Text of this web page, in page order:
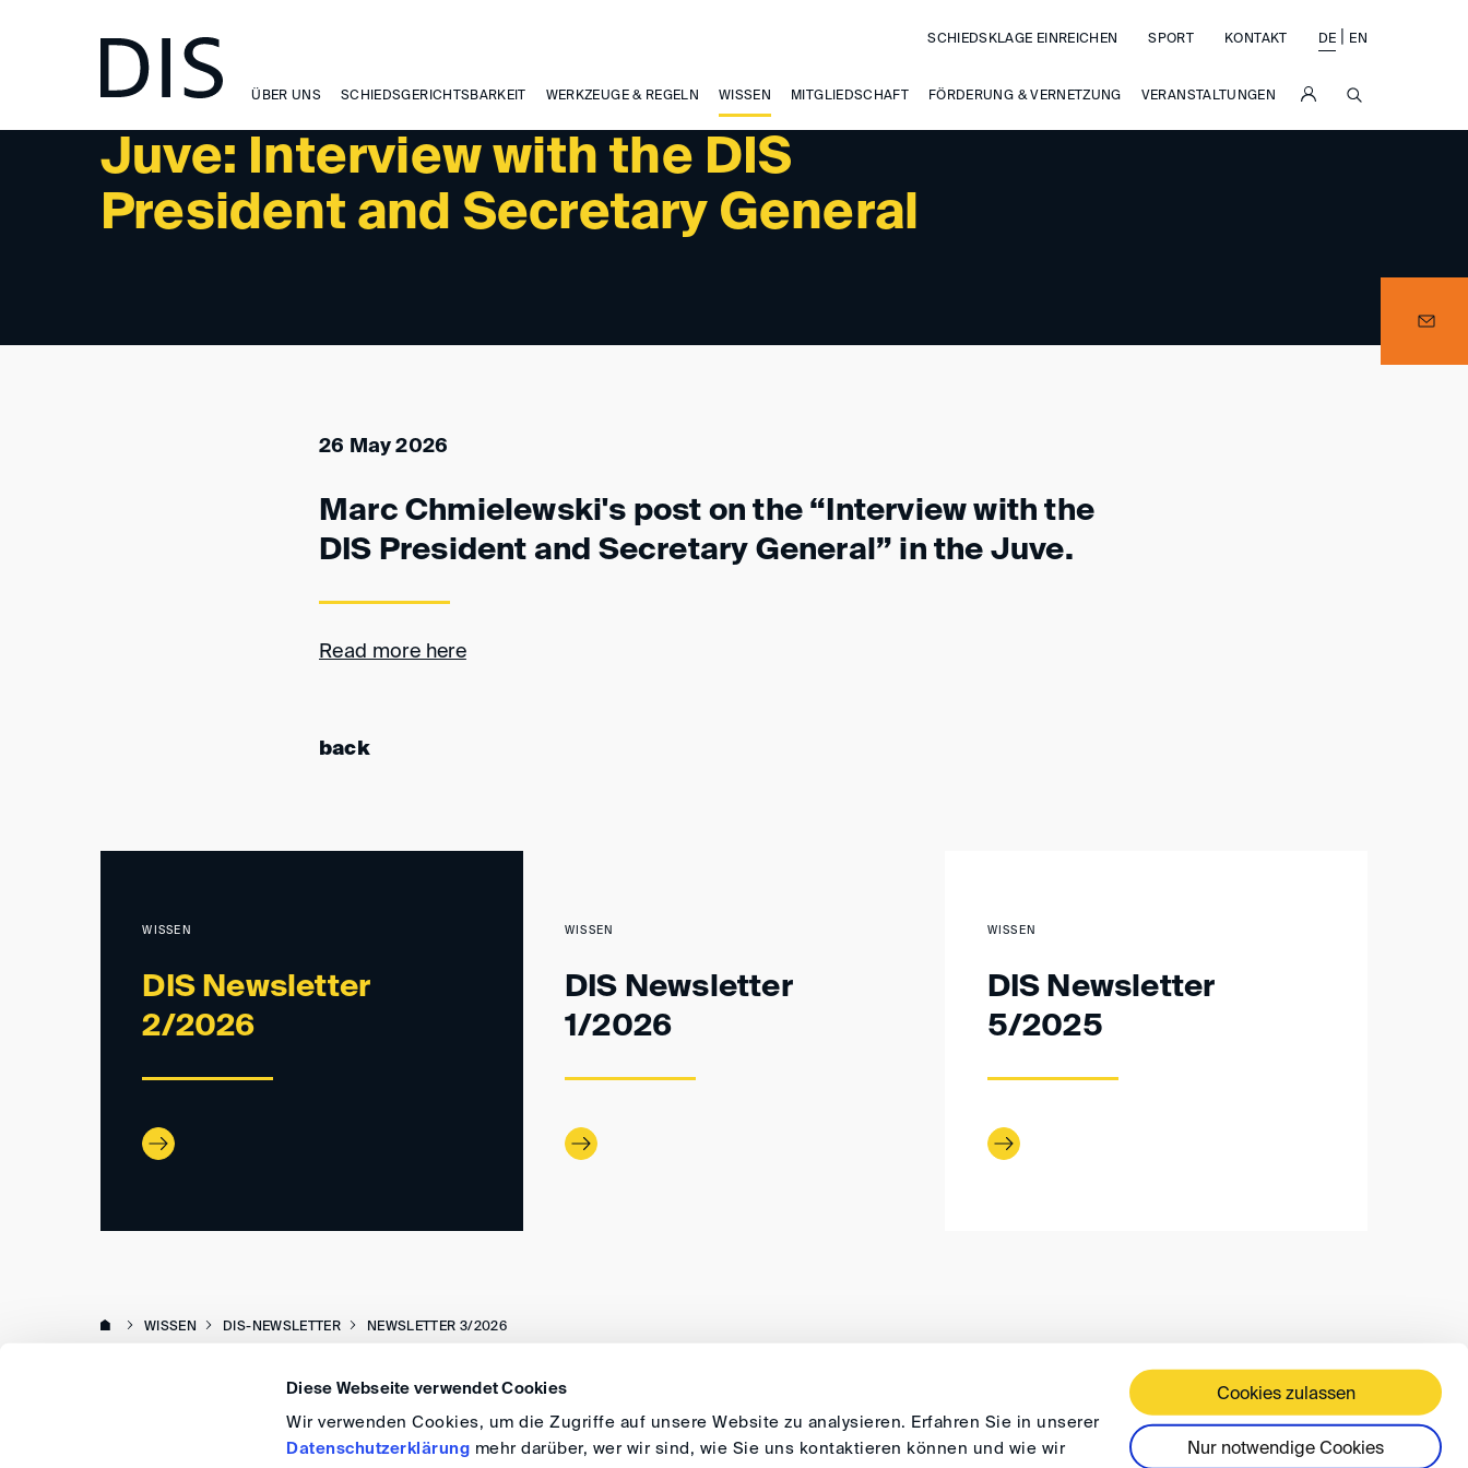
Diese Webseite verwendet Cookies
Wir verwenden Cookies, um die Zugriffe auf unsere Website zu analysieren. Erfahren Sie in unserer
Datenschutzerklärung mehr darüber, wer wir sind, wie Sie uns kontaktieren können und wie wir
Cookies zulassen
Nur notwendige Cookies
ÜBER UNS SCHIEDSGERICHTSBARKEIT WERKZEUGE & REGELN WISSEN MITGLIEDSCHAFT FÖRDERUNG & VERNETZUNG VERANSTALTUNGEN
SCHIEDSKLAGE EINREICHEN SPORT KONTAKT DE EN
Juve: Interview with the DIS
President and Secretary General
NEWSLETTER 3/2026 - READINGS/PODCASTS
26 May 2026
Marc Chmielewski's post on the “Interview with the
DIS President and Secretary General” in the Juve.
Read more here
back
WISSEN
DIS Newsletter
2/2026
WISSEN
DIS Newsletter
1/2026
WISSEN
DIS Newsletter
5/2025
WISSEN DIS-NEWSLETTER NEWSLETTER 3/2026
ANFAHRT IMPRESSUM ALLGEMEINE GESCHÄFTSBEDINGUNGEN DATENSCHUTZ FAQ